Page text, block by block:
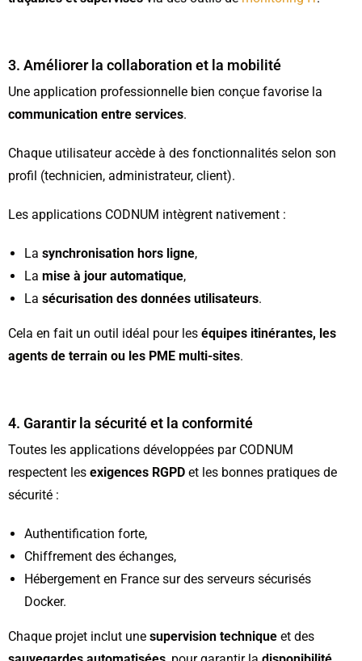
3. Améliorer la collaboration et la mobilité
Une application professionnelle bien conçue favorise la
communication entre services.
Chaque utilisateur accède à des fonctionnalités selon son
profil (technicien, administrateur, client).
Les applications CODNUM intègrent nativement :
La synchronisation hors ligne,
La mise à jour automatique,
La sécurisation des données utilisateurs.
Cela en fait un outil idéal pour les équipes itinérantes, les
agents de terrain ou les PME multi-sites.
4. Garantir la sécurité et la conformité
Toutes les applications développées par CODNUM
respectent les exigences RGPD et les bonnes pratiques de
sécurité :
Authentification forte,
Chiffrement des échanges,
Hébergement en France sur des serveurs sécurisés
Docker.
Chaque projet inclut une supervision technique et des